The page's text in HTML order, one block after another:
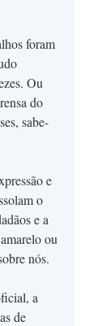
foram
Ou
do
sabe-
e
o
e a
ou
nós.
a
de